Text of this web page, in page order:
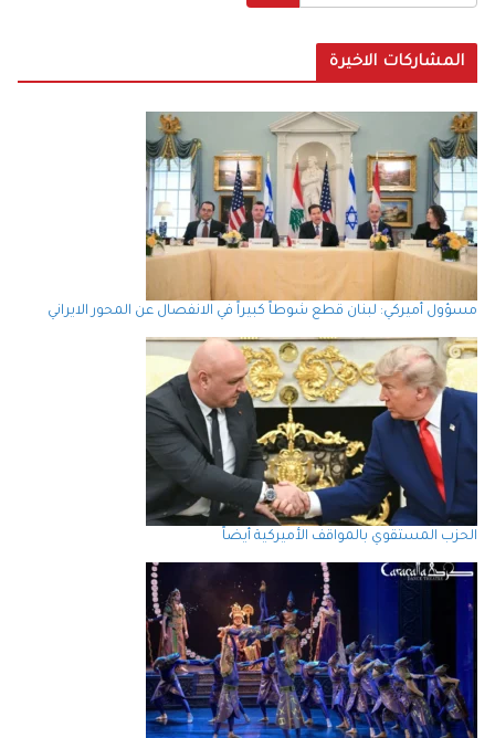
المشاركات الاخيرة
مسؤول أميركي: لبنان قطع شوطاً كبيراً في الانفصال عن المحور الايراني
الحزب المستقوي بالمواقف الأميركية أيضاً